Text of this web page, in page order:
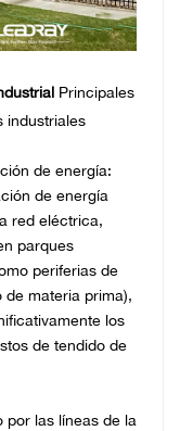
Principales
industriales
de energía:
de energía
red eléctrica,
parques
periferias de
materia prima),
los
de tendido de
por las líneas de la